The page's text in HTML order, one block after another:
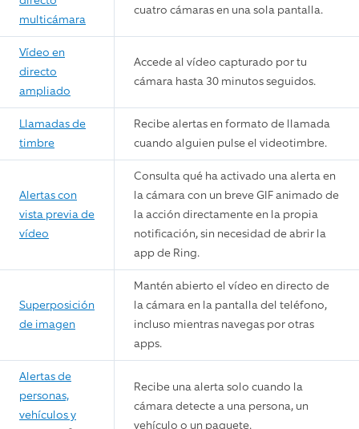
multicámara
cuatro cámaras en una sola pantalla.
Vídeo en
directo
ampliado
Accede al vídeo capturado por tu
cámara hasta 30 minutos seguidos.
Llamadas de
timbre
Recibe alertas en formato de llamada
cuando alguien pulse el videotimbre.
Alertas con
vista previa de
vídeo
Consulta qué ha activado una alerta en
la cámara con un breve GIF animado de
la acción directamente en la propia
notificación, sin necesidad de abrir la
app de Ring.
Superposición
de imagen
Mantén abierto el vídeo en directo de
la cámara en la pantalla del teléfono,
incluso mientras navegas por otras
apps.
Alertas de
personas,
vehículos y
Recibe una alerta solo cuando la
cámara detecte a una persona, un
vehículo o un paquete.